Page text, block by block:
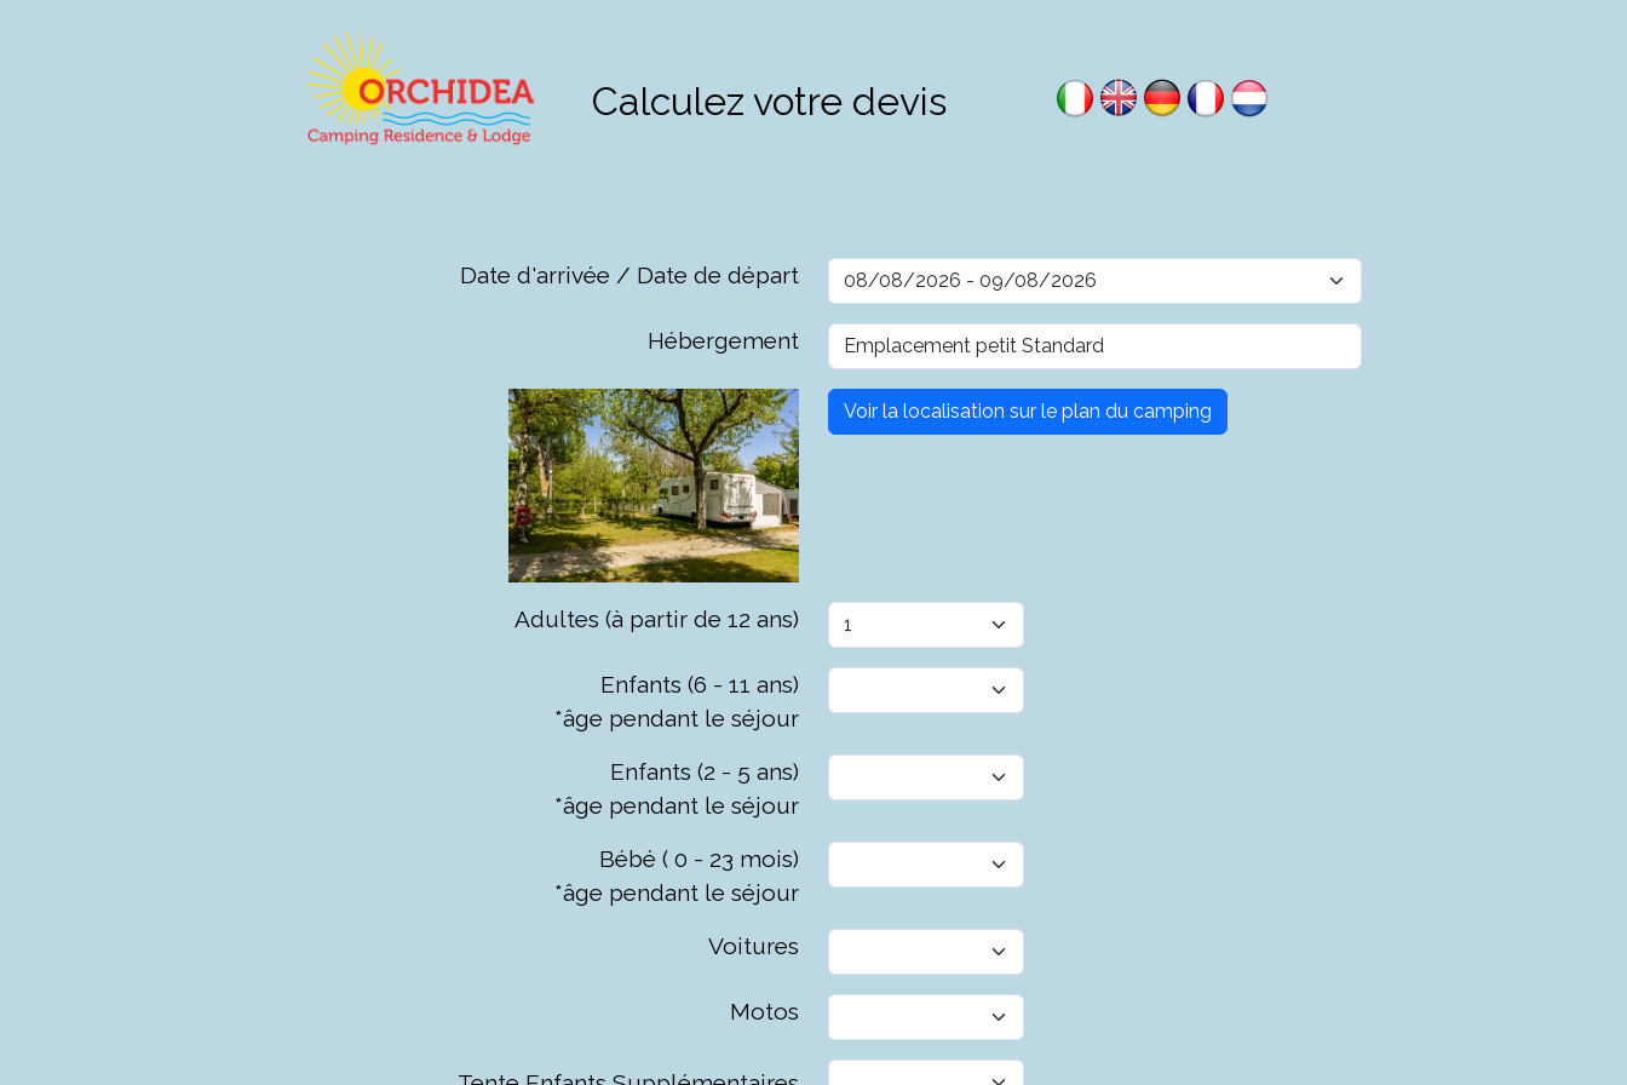
Calculez votre devis
Date d'arrivée / Date de départ
Hébergement
Voir la localisation sur le plan du camping
Adultes (à partir de 12 ans)
Enfants (6 - 11 ans)
*âge pendant le séjour
Enfants (2 - 5 ans)
*âge pendant le séjour
Bébé ( 0 - 23 mois)
*âge pendant le séjour
Voitures
Motos